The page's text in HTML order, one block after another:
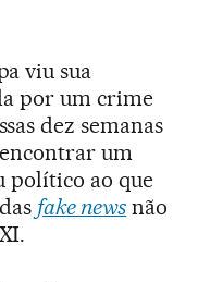
viu sua
por um crime
dez semanas
um
político ao que
fake news não